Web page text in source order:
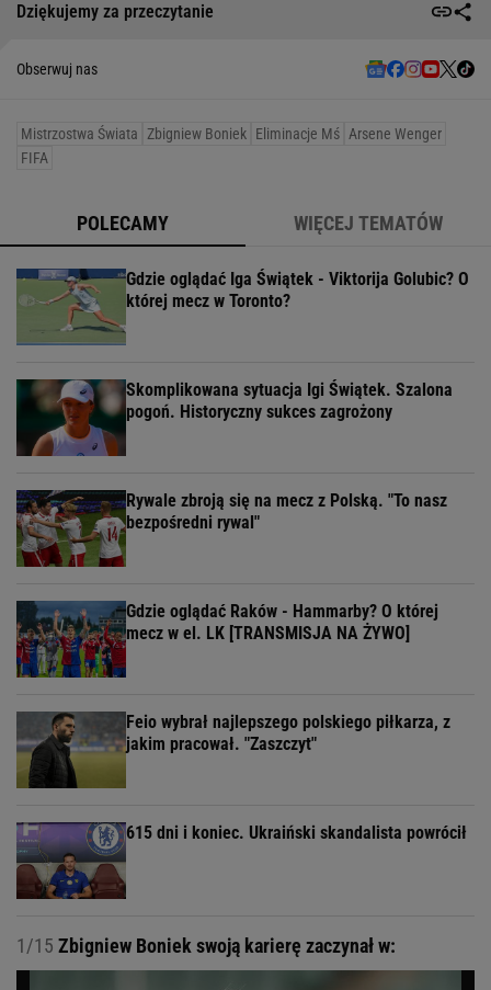
Dziękujemy za przeczytanie
Obserwuj nas
Mistrzostwa Świata Zbigniew Boniek Eliminacje Mś Arsene Wenger
FIFA
POLECAMY WIĘCEJ TEMATÓW
Gdzie oglądać Iga Świątek - Viktorija Golubic? O
której mecz w Toronto?
Skomplikowana sytuacja Igi Świątek. Szalona
pogoń. Historyczny sukces zagrożony
Rywale zbroją się na mecz z Polską. "To nasz
bezpośredni rywal"
Gdzie oglądać Raków - Hammarby? O której
mecz w el. LK [TRANSMISJA NA ŻYWO]
Feio wybrał najlepszego polskiego piłkarza, z
jakim pracował. "Zaszczyt"
615 dni i koniec. Ukraiński skandalista powrócił
1/15 Zbigniew Boniek swoją karierę zaczynał w: